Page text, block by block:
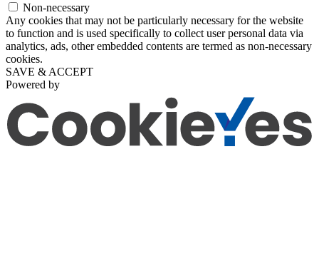
Non-necessary
Any cookies that may not be particularly necessary for the website
to function and is used specifically to collect user personal data via
analytics, ads, other embedded contents are termed as non-necessary
cookies.
SAVE & ACCEPT
Powered by